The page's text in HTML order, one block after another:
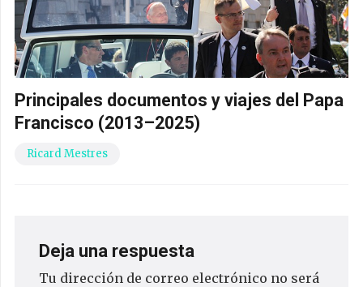
Principales documentos y viajes del Papa
Francisco (2013–2025)
Ricard Mestres
Deja una respuesta
Tu dirección de correo electrónico no será